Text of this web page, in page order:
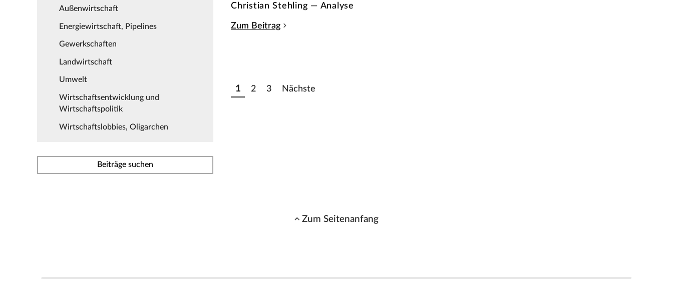
Außenwirtschaft
Energiewirtschaft, Pipelines
Gewerkschaften
Landwirtschaft
Umwelt
Wirtschaftsentwicklung und
Wirtschaftspolitik
Wirtschaftslobbies, Oligarchen
Beiträge suchen
Christian Stehling — Analyse
Zum Beitrag
1 2 3 Nächste
Zum Seitenanfang